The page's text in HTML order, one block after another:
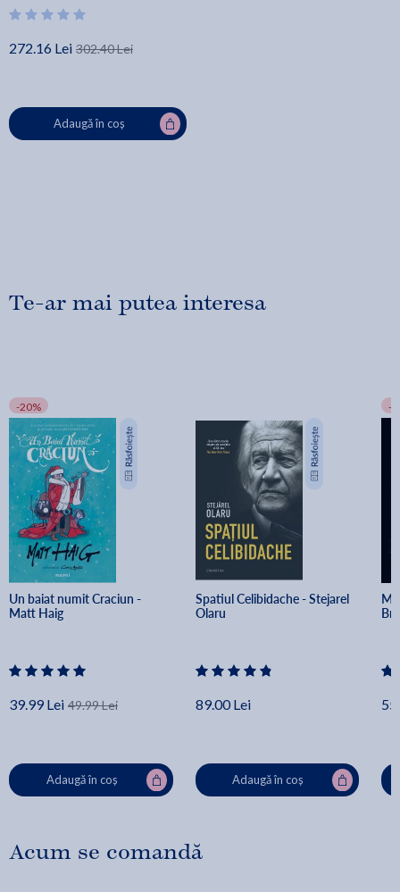
272.16 Lei 302.40 Lei
Adaugă în coș
Te-ar mai putea interesa
-20%
Un baiat numit Craciun -
Matt Haig
39.99 Lei 49.99 Lei
Adaugă în coș
Spatiul Celibidache - Stejarel
Olaru
89.00 Lei
Adaugă în coș
-
Acum se comandă